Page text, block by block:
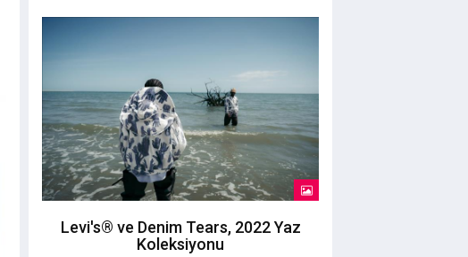
Levi's® ve Denim Tears, 2022 Yaz
Koleksiyonu